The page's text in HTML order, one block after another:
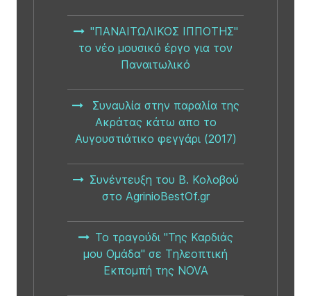
"ΠΑΝΑΙΤΩΛΙΚΟΣ ΙΠΠΟΤΗΣ"
το νέο μουσικό έργο για τον
Παναιτωλικό
Συναυλία στην παραλία της
Ακράτας κάτω απο το
Αυγουστιάτικο φεγγάρι (2017)
Συνέντευξη του Β. Κολοβού
στο AgrinioBestOf.gr
Το τραγούδι "Της Καρδιάς
μου Ομάδα" σε Tηλεοπτική
Eκπομπή της NOVA